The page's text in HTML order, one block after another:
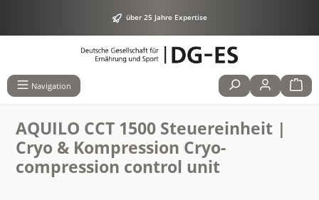
über 25 Jahre Expertise
Navigation
AQUILO CCT 1500 Steuereinheit |
Cryo & Kompression Cryo-
compression control unit